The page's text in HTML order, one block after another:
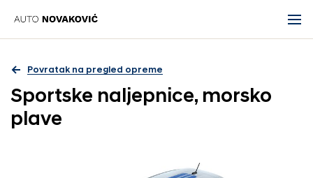
Povratak na pregled opreme
Sportske naljepnice, morsko
plave